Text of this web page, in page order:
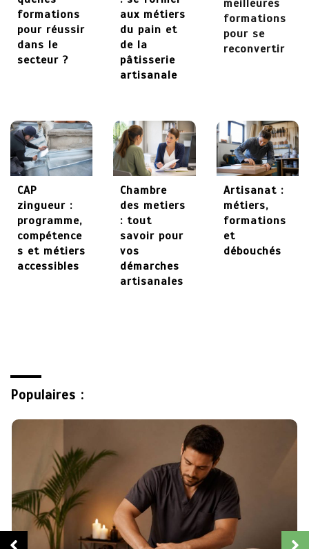
27 mai 2026
formations
pour réussir
dans le
secteur ?
aux métiers
du pain et
de la
pâtisserie
artisanale
meilleures
formations
pour se
reconvertir
CAP
zingueur :
programme,
compétence
s et métiers
accessibles
Chambre
des metiers
: tout
savoir pour
vos
démarches
artisanales
Artisanat :
métiers,
formations
et
débouchés
Populaires :